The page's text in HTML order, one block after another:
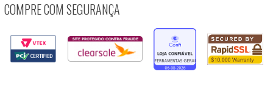
COMPRE COM SEGURANÇA